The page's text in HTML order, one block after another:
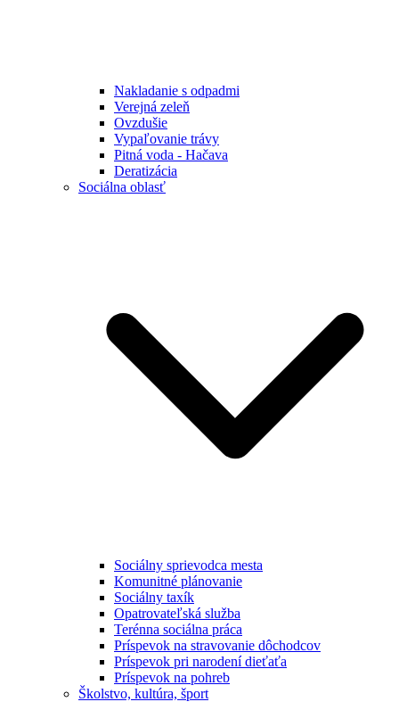
Nakladanie s odpadmi
Verejná zeleň
Ovzdušie
Vypaľovanie trávy
Pitná voda - Hačava
Deratizácia
Sociálna oblasť
Sociálny sprievodca mesta
Komunitné plánovanie
Sociálny taxík
Opatrovateľská služba
Terénna sociálna práca
Príspevok na stravovanie dôchodcov
Príspevok pri narodení dieťaťa
Príspevok na pohreb
Školstvo, kultúra, šport